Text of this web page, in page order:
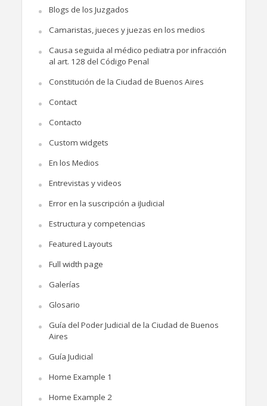
Blogs de los Juzgados
Camaristas, jueces y juezas en los medios
Causa seguida al médico pediatra por infracción
al art. 128 del Código Penal
Constitución de la Ciudad de Buenos Aires
Contact
Contacto
Custom widgets
En los Medios
Entrevistas y videos
Error en la suscripción a iJudicial
Estructura y competencias
Featured Layouts
Full width page
Galerías
Glosario
Guía del Poder Judicial de la Ciudad de Buenos
Aires
Guía Judicial
Home Example 1
Home Example 2